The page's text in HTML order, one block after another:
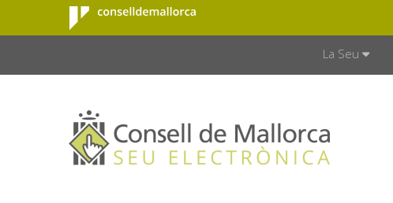
Salta al contingut principal
Consell de
Mallorca
La Seu